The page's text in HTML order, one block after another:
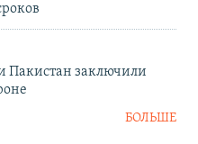
Пакистан заключили
БОЛЬШЕ